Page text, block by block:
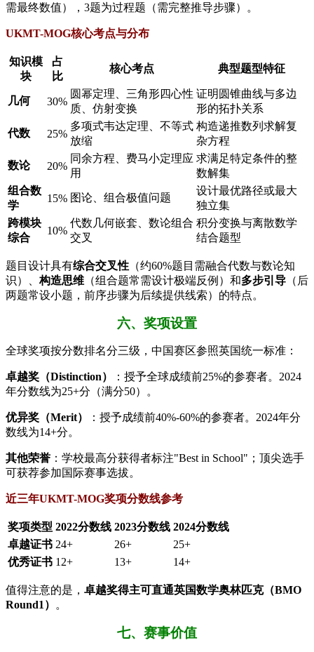
需最终数值），3题为过程题（需完整推导步骤）。
​UKMT-MOG核心考点与分布​
知识模
块
占
比
核心考点 典型题型特征
​几何​ 30%
圆幂定理、三角形四心性
质、仿射变换
证明圆锥曲线与多边
形的拓扑关系
​代数​ 25%
多项式韦达定理、不等式
放缩
构造递推数列求解复
杂方程
​数论​ 20%
同余方程、费马小定理应
用
求满足特定条件的整
数解集
​组合数
学​
15% 图论、组合极值问题
设计最优路径或最大
独立集
​跨模块
综合​
10%
代数几何嵌套、数论组合
交叉
积分变换与离散数学
结合题型
题目设计具有​​综合交叉性​ ​（约60%题目需融合代数与数论知
识）、​ ​构造思维​ ​（组合题常需设计极端反例）和​​多步引导​ ​（后
两题常设小题，前序步骤为后续提供线索）的特点。
六、奖项设置
全球奖项按分数排名分三级，中国赛区参照英国统一标准：
​卓越奖（Distinction）​
​：授予全球成绩前25%的参赛者。2024
年分数线为25+分（满分50）。
​优异奖（Merit）​
​：授予成绩前40%-60%的参赛者。2024年分
数线为14+分。
​其他荣誉​ ​：学校最高分获得者标注"Best in School"；顶尖选手
可获荐参加国际赛事选拔。
​近三年UKMT-MOG奖项分数线参考​
奖项类型 2022分数线 2023分数线 2024分数线
​卓越证书​ 24+ 26+
25+
​优秀证书​ 12+ 13+ 14+
值得注意的是，​ ​卓越奖得主可直通英国数学奥林匹克（BMO
Round1）​
​。
七、赛事价值